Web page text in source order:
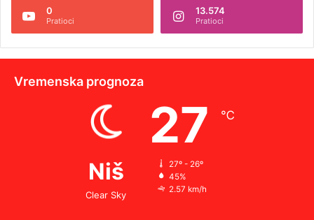
0
Pratioci
13.574
Pratioci
Vremenska prognoza
Niš
Clear Sky
27 ℃
27º - 26º
45%
2.57 km/h